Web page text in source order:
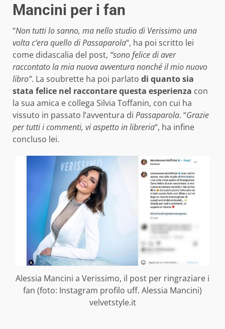
Mancini per i fan
“Non tutti lo sanno, ma nello studio di Verissimo una
volta c’era quello di Passaparola“, ha poi scritto lei
come didascalia del post, “sono felice di aver
raccontato la mia nuova avventura nonché il mio nuovo
libro”. La soubrette ha poi parlato di quanto sia
stata felice nel raccontare questa esperienza con
la sua amica e collega Silvia Toffanin, con cui ha
vissuto in passato l’avventura di Passaparola. “Grazie
per tutti i commenti, vi aspetto in libreria“, ha infine
concluso lei.
Alessia Mancini a Verissimo, il post per ringraziare i
fan (foto: Instagram profilo uff. Alessia Mancini)
velvetstyle.it